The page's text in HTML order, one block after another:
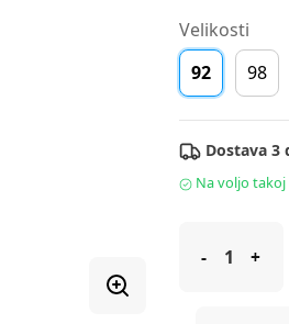
Velikosti
92
98
Dostava 3
Na voljo takoj
Name It